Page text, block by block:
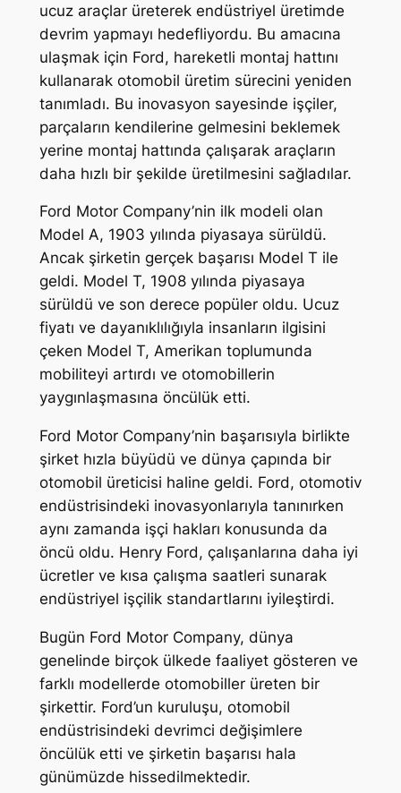
ucuz araçlar üreterek endüstriyel üretimde
devrim yapmayı hedefliyordu. Bu amacına
ulaşmak için Ford, hareketli montaj hattını
kullanarak otomobil üretim sürecini yeniden
tanımladı. Bu inovasyon sayesinde işçiler,
parçaların kendilerine gelmesini beklemek
yerine montaj hattında çalışarak araçların
daha hızlı bir şekilde üretilmesini sağladılar.
Ford Motor Company’nin ilk modeli olan
Model A, 1903 yılında piyasaya sürüldü.
Ancak şirketin gerçek başarısı Model T ile
geldi. Model T, 1908 yılında piyasaya
sürüldü ve son derece popüler oldu. Ucuz
fiyatı ve dayanıklılığıyla insanların ilgisini
çeken Model T, Amerikan toplumunda
mobiliteyi artırdı ve otomobillerin
yaygınlaşmasına öncülük etti.
Ford Motor Company’nin başarısıyla birlikte
şirket hızla büyüdü ve dünya çapında bir
otomobil üreticisi haline geldi. Ford, otomotiv
endüstrisindeki inovasyonlarıyla tanınırken
aynı zamanda işçi hakları konusunda da
öncü oldu. Henry Ford, çalışanlarına daha iyi
ücretler ve kısa çalışma saatleri sunarak
endüstriyel işçilik standartlarını iyileştirdi.
Bugün Ford Motor Company, dünya
genelinde birçok ülkede faaliyet gösteren ve
farklı modellerde otomobiller üreten bir
şirkettir. Ford’un kuruluşu, otomobil
endüstrisindeki devrimci değişimlere
öncülük etti ve şirketin başarısı hala
günümüzde hissedilmektedir.